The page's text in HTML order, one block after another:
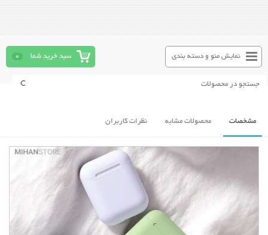
سبد خرید شما 0 نمایش منو و دسته بندی
مشخصات محصولات مشابه نظرات کاربران